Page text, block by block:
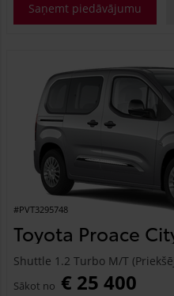
Saņemt piedāvājumu
#PVT3295748
Toyota Proace
Shuttle 1.2 Turbo M/T
Sākot no € 25 400